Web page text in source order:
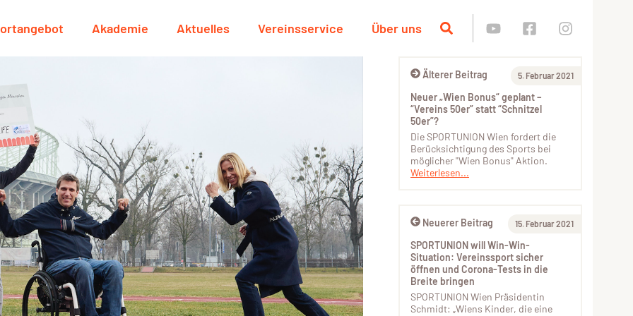
Akademie Aktuelles Vereinsservice Über uns
Älterer Beitrag 5. Februar 2021
Neuer „Wien Bonus“ geplant –
“Vereins 50er” statt “Schnitzel
50er”?
Die SPORTUNION Wien fordert die
Berücksichtigung des Sports bei
möglicher "Wien Bonus" Aktion.
Weiterlesen...
Neuerer Beitrag 15. Februar 2021
SPORTUNION will Win-Win-
Situation: Vereinssport sicher
öffnen und Corona-Tests in die
Breite bringen
SPORTUNION Wien Präsidentin
Schmidt: „Wiens Kinder, die eine